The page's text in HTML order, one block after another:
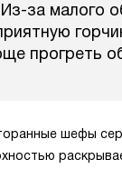
Из-за малого
прогреть
шефы